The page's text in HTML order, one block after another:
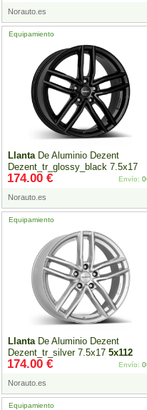
Norauto.es
LlantaDe Aluminio Dezent
Dezent_tr_glossy_black 7.5x17
5x112Et51 Brillo Negro
Equipamiento
Norauto.es
174.00 € Envío:
LlantaDe Aluminio Dezent
Dezent_tr_silver 7.5x17 5x112
Et27 Plateado
Equipamiento
Norauto.es
174.00 € Envío:
Equipamiento